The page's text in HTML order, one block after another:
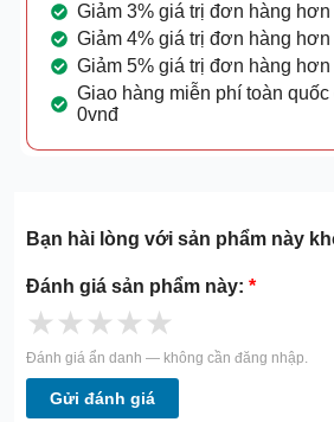
Giảm 3% giá trị đơn hàng
Giảm 4% giá trị đơn hàng
Giảm 5% giá trị đơn hàng
Giao hàng miễn phí toàn
0vnđ
Bạn hài lòng với sản phẩm này
Đánh giá sản phẩm này:*
★★★★★
Đánh giá ẩn danh — không cần đăng nhập.
Gửi đánh giá